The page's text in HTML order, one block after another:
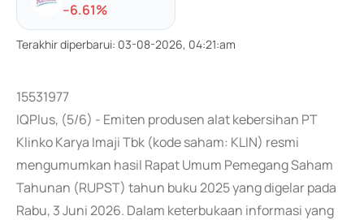
--6.61%
Terakhir diperbarui: 03-08-2026, 04:21:am
15531977
IQPlus, (5/6) - Emiten produsen alat kebersihan PT
Klinko Karya Imaji Tbk (kode saham: KLIN) resmi
mengumumkan hasil Rapat Umum Pemegang Saham
Tahunan (RUPST) tahun buku 2025 yang digelar pada
Rabu, 3 Juni 2026. Dalam keterbukaan informasi yang